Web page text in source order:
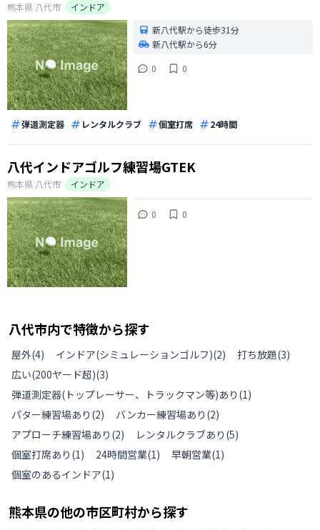
熊本県 八代市
インドア
新八代駅から徒歩31分
新八代駅から6分
0
0
弾道測定器 レンタルクラブ 個室打席 24時間
八代インドアゴルフ練習場GTEK
熊本県 八代市 インドア
0 0
八代市内で特徴から探す
屋外(4) インドア(シミュレーションゴルフ)(2) 打ち放題(3)
広い(200ヤード超)(3)
弾道測定器(トップレーサー、トラックマン等)あり (1)
パター練習場あり (2) バンカー練習場あり (2)
アプローチ練習場あり (2) レンタルクラブあり (5)
個室打席あり (1) 24時間営業(1) 早朝営業(1)
個室のあるインドア(1)
熊本県の他の市区町村から探す